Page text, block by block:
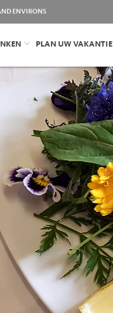
ENVIRONS
PLAN UW VAKANTIE